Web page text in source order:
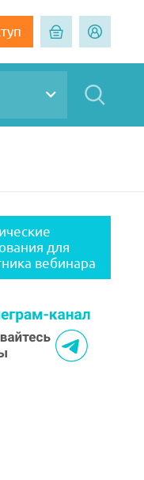
для
вебинара